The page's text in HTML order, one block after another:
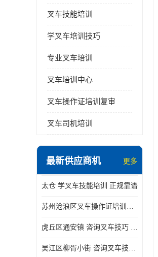
叉车技能培训
学叉车培训技巧
专业叉车培训
叉车培训中心
叉车操作证培训复审
叉车司机培训
最新供应商机 更多
太仓 学叉车技能培训 正规靠谱
苏州沧浪区叉车操作证培训已更新科目
虎丘区通安镇 咨询叉车技巧 新政策已公布
吴江区柳胥小街 咨询叉车技巧 附近那家正规